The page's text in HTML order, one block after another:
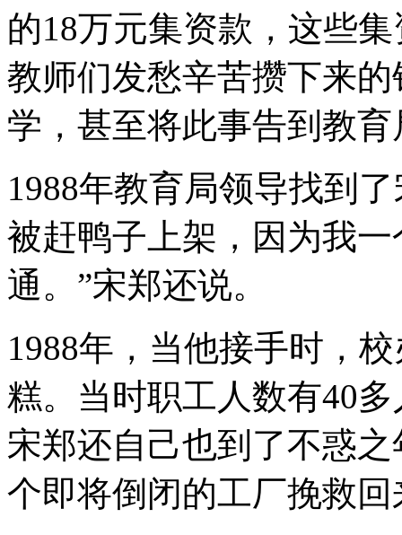
的18万元集资款，这些
教师们发愁辛苦攒下来
学，甚至将此事告到教育
1988年教育局领导找到
被赶鸭子上架，因为我
通。”宋郑还说。
1988年，当他接手时，
糕。 当时职工人数有40
宋郑还自己也到了不惑
个即将倒闭的工厂挽救回